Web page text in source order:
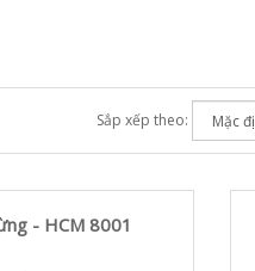
Sắp xếp theo:
- HCM 8001